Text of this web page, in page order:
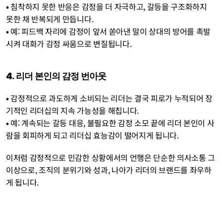
• 침착하지 못한 반응은 감정을 더 자극하고, 갈등을 구조화하지
못한 채 반복되게 만듭니다.
• 예: 피드백 자리에 감정이 앞서 쏟아낸 말이 상대의 방어를 촉발
시켜 대화가 감정 싸움으로 변질됩니다.
4. 리더 본인의 감정 번아웃
• 감정적으로 과도하게 소비되는 리더는 결국 피로가 누적되어 장
기적인 리더십의 지속 가능성을 해칩니다.
• 예: 계속되는 갈등 대응, 불필요한 감정 소모 끝에 리더 본인이 사
람을 회피하게 되고 리더십 효능감이 떨어지게 됩니다.
이처럼 감정적으로 민감한 상황에서의 언행은 단순한 의사소통 그
이상으로, 조직의 분위기와 성과, 나아가 리더의 브랜드를 좌우하
게 됩니다.